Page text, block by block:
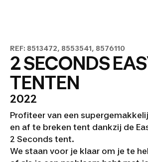
REF: 8513472, 8553541, 8576110
2 SECONDS
TENTEN
2022
Profiteer van een
en af te breken tent dankzij de
2 Seconds tent.
We staan voor je klaar om je te